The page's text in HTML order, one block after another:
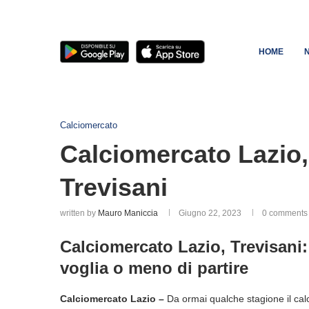
HOME
Calciomercato
Calciomercato
Trevisani
written by Mauro Maniccia Giugno 22, 2023 0 comments
Calciomercato Lazio,
voglia o meno di partire
Calciomercato Lazio – Da ormai qualche stagione il